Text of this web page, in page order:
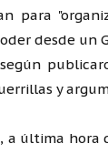
para
desde un
según
y
a última hora